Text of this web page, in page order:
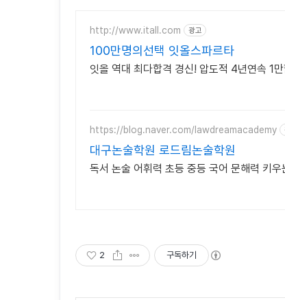
http://www.itall.com 광고
100만명의선택 잇올스파르타
잇올 역대 최다합격 경신! 압도적 4년연속 1
https://blog.naver.com/lawdreamacademy
대구논술학원 로드림논술학원
독서 논술 어휘력 초등 중등 국어 문해력 키우
2 구독하기